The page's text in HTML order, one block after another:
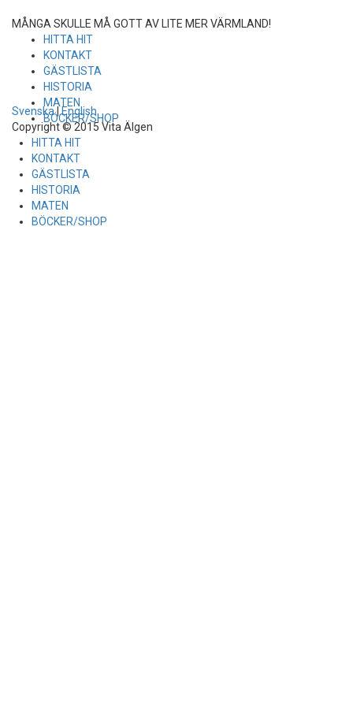
MÅNGA SKULLE MÅ GOTT AV LITE MER VÄRMLAND!
HITTA HIT
KONTAKT
GÄSTLISTA
HISTORIA
MATEN
BÖCKER/SHOP
Svenska|English
Copyright © 2015 Vita Älgen
HITTA HIT
KONTAKT
GÄSTLISTA
HISTORIA
MATEN
BÖCKER/SHOP